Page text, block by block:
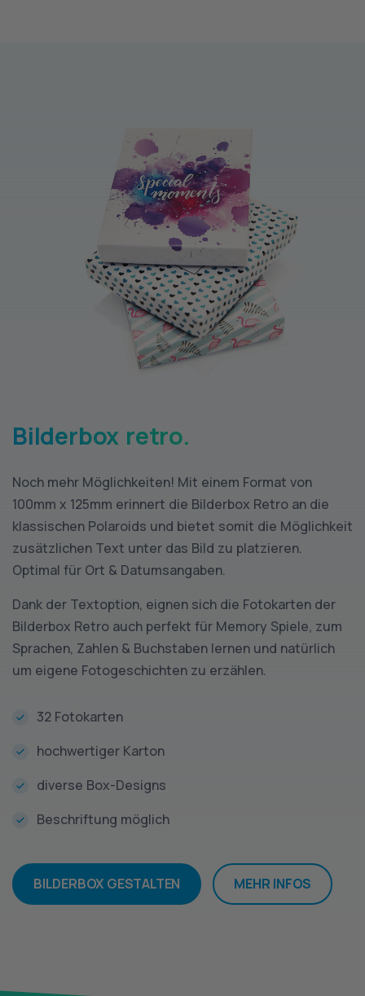
Bilderbox retro.
Noch mehr Möglichkeiten! Mit einem Format von
100mm x 125mm erinnert die Bilderbox Retro an die
klassischen Polaroids und bietet somit die Möglichkeit
zusätzlichen Text unter das Bild zu platzieren.
Optimal für Ort & Datumsangaben.
Dank der Textoption, eignen sich die Fotokarten der
Bilderbox Retro auch perfekt für Memory Spiele, zum
Sprachen, Zahlen & Buchstaben lernen und natürlich
um eigene Fotogeschichten zu erzählen.
32 Fotokarten
hochwertiger Karton
diverse Box-Designs
Beschriftung möglich
BILDERBOX GESTALTEN MEHR INFOS